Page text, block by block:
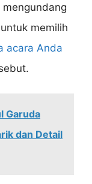
mengundang
memilih
acara Anda
Garuda
dan Detail